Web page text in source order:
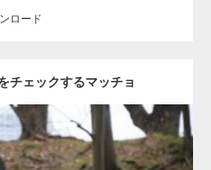
ロード
チェックするマッチョ